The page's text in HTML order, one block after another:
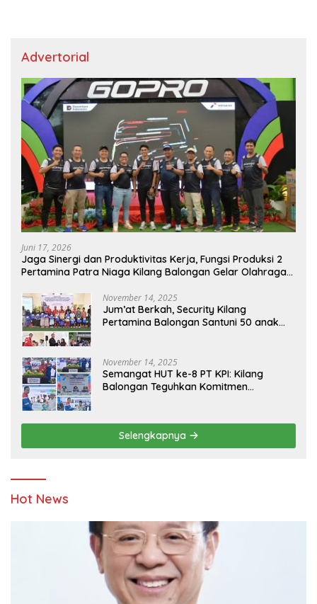
Advertorial
Juni 17, 2026
Jaga Sinergi dan Produktivitas Kerja, Fungsi Produksi 2
Pertamina Patra Niaga Kilang Balongan Gelar Olahraga
November 14, 2025
Jum’at Berkah, Security Kilang
Pertamina Balongan Santuni 50 anak
November 14, 2025
Semangat HUT ke-8 PT KPI: Kilang
Balongan Teguhkan Komitmen
Pendidikan
Selengkapnya
Hot News